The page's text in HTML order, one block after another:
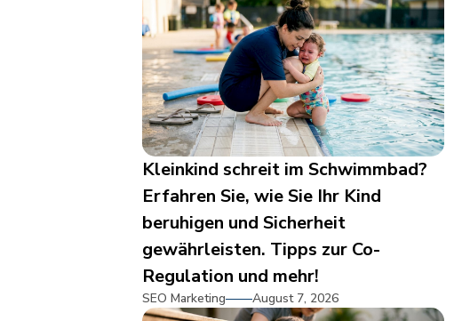
Kleinkind schreit im Schwimmbad?
Erfahren Sie, wie Sie Ihr Kind
beruhigen und Sicherheit
gewährleisten. Tipps zur Co-
Regulation und mehr!
SEO Marketing August 7, 2026